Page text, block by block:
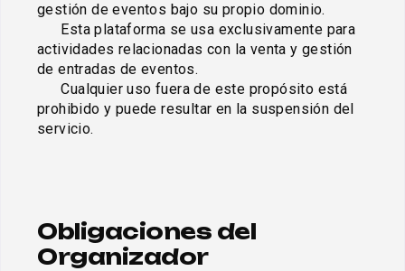
gestión de eventos bajo su propio dominio.
actividades relacionadas con la venta y gestión
de entradas de eventos.
      Cualquier uso fuera de este propósito está
prohibido y puede resultar en la suspensión del
servicio.
Obligaciones del
Organizador